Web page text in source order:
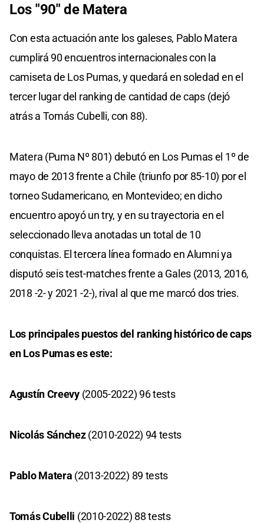
Los "90" de Matera
Con esta actuación ante los galeses, Pablo Matera
cumplirá 90 encuentros internacionales con la
camiseta de Los Pumas, y quedará en soledad en el
tercer lugar del ranking de cantidad de caps (dejó
atrás a Tomás Cubelli, con 88).
Matera (Puma Nº 801) debutó en Los Pumas el 1º de
mayo de 2013 frente a Chile (triunfo por 85-10) por el
torneo Sudamericano, en Montevideo; en dicho
encuentro apoyó un try, y en su trayectoria en el
seleccionado lleva anotadas un total de 10
conquistas. El tercera línea formado en Alumni ya
disputó seis test-matches frente a Gales (2013, 2016,
2018 -2- y 2021 -2-), rival al que me marcó dos tries.
Los principales puestos del ranking histórico de caps
en Los Pumas es este:
Agustín Creevy(2005-2022) 96 tests
Nicolás Sánchez(2010-2022) 94 tests
Pablo Matera (2013-2022) 89 tests
Tomás Cubelli (2010-2022) 88 tests